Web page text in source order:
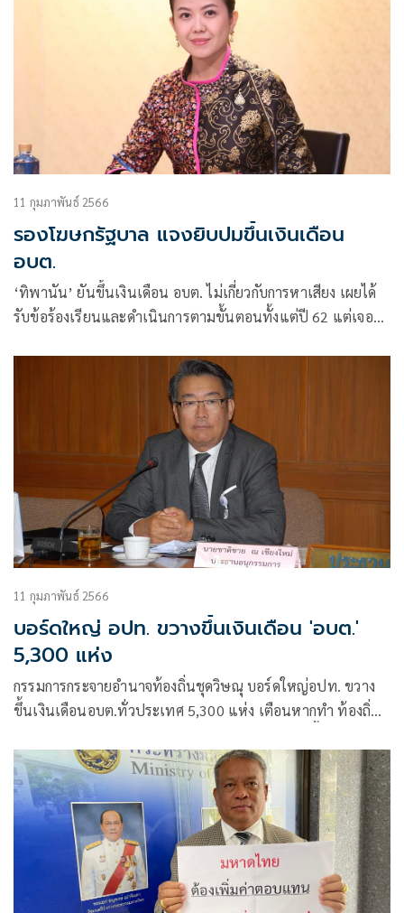
11 กุมภาพันธ์ 2566
รองโฆษกรัฐบาล แจงยิบปมขึ้นเงินเดือน
อบต.
‘ทิพานัน’ ยันขึ้นเงินเดือน อบต. ไม่เกี่ยวกับการหาเสียง เผยได้
รับข้อร้องเรียนและดำเนินการตามขั้นตอนทั้งแต่ปี 62 แต่เจอ
กฎหมาย กระทรวงมหาดไทย และผ่านความเห็นชอบ 8 ก.พ. 66
11 กุมภาพันธ์ 2566
บอร์ดใหญ่ อปท. ขวางขึ้นเงินเดือน 'อบต.'
5,300 แห่ง
กรรมการกระจายอำนาจท้องถิ่นชุดวิษณุ บอร์ดใหญ่อปท. ขวาง
ขึ้นเงินเดือนอบต.ทั่วประเทศ 5,300 แห่ง เตือนหากทำ ท้องถิ่น